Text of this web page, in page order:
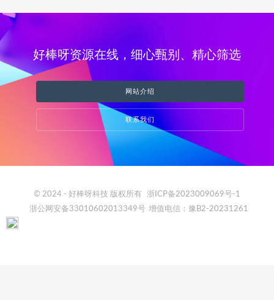
好棒呀资源在线，细心甄别、精心筛选
网站介绍
联系我们
© 2024 - 好棒呀科技 版权所有
浙ICP备2023009069号-1
浙公网安备33010602013349号 增值电信：豫B2-20231261